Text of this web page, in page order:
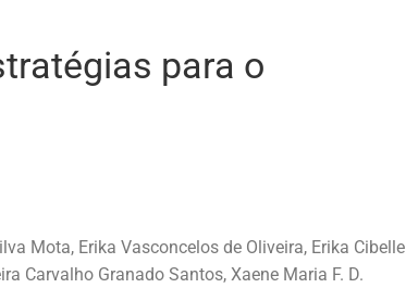
para o
Mota, Erika Vasconcelos de Oliveira, Erika Cibelle
Carvalho Granado Santos, Xaene Maria F. D.